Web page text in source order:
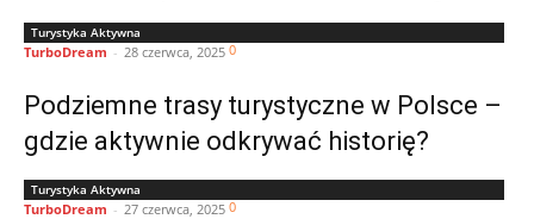
Turystyka Aktywna
TurboDream - 28 czerwca, 2025 0
Podziemne trasy turystyczne w Polsce –
gdzie aktywnie odkrywać historię?
Turystyka Aktywna
TurboDream - 27 czerwca, 2025 0